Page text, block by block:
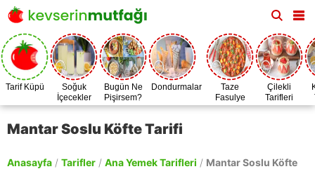
Tarif Küpü
Soğuk
İçecekler
Bugün Ne
Pişirsem?
Dondurmalar
Taze
Fasulye
Zamanı
Çilekli
Tarifleri
Mantar Soslu Köfte Tarifi
Anasayfa / Tarifler / Ana Yemek Tarifleri / Mantar Soslu Köfte